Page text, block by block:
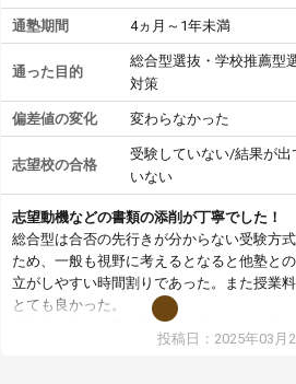
通塾期間 4ヵ月～1年未満
通った目的
総合型選抜・学校推薦型
対策
偏差値の変化 変わらなかった
志望校の合格
受験していない/結果が出
いない
志望動機などの書類の添削が丁寧でした！
総合型は合否の先行きが分からない受験方
ため、一般も視野に考えるとなると他塾と
立がしやすい時間割りであった。また授業
とても良かった。
総合型の多くの塾は大学生が見ることが多い
が、はたらく部総合型コースは大学生の目
投稿日：2025年03月